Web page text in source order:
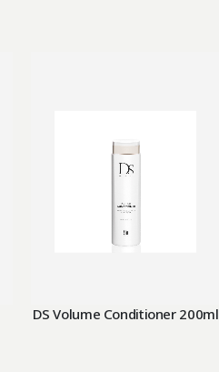
DS Volume Conditioner 200ml